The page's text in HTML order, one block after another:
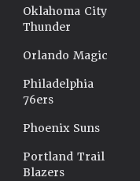
Oklahoma City
Thunder
Orlando Magic
Philadelphia
76ers
Phoenix Suns
Portland Trail
Blazers